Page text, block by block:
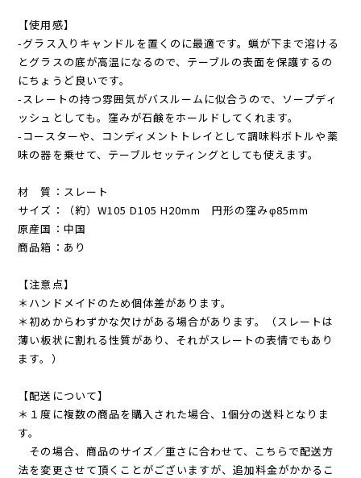
【使用感】
-グラス入りキャンドルを置くのに最適です。蝋が下まで溶ける
とグラスの底が高温になるので、テーブルの表面を保護するの
にちょうど良いです。
-スレートの持つ雰囲気がバスルームに似合うので、ソープディ
ッシュとしても。窪みが石鹸をホールドしてくれます。
-コースターや、コンディメントトレイとして調味料ボトルや薬
味の器を乗せて、テーブルセッティングとしても使えます。
材 質：スレート
サイズ：（約）W105 D105 H20mm 円形の窪みφ85mm
原産国：中国
商品箱：あり
【注意点】
＊ハンドメイドのため個体差があります。
＊初めからわずかな欠けがある場合があります。（スレートは
薄い板状に割れる性質があり、それがスレートの表情でもあり
ます。）
【配送について】
＊１度に複数の商品を購入された場合、1個分の送料となりま
す。
その場合、商品のサイズ／重さに合わせて、こちらで配送方
法を変更させて頂くことがございますが、追加料金がかかるこ